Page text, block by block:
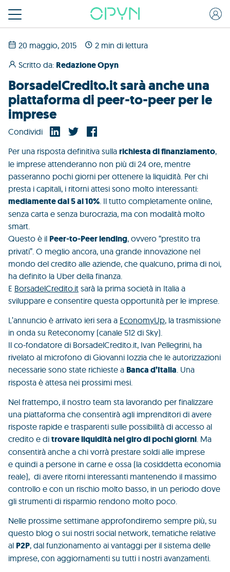
20 maggio, 2015
2 min di lettura
Scritto da: Redazione Opyn
BorsadelCredito.it sarà anche una
piattaforma di peer-to-peer per le
imprese
Condividi
Per una risposta definitiva sulla richiesta di finanziamento,
le imprese attenderanno non più di 24 ore, mentre
passeranno pochi giorni per ottenere la liquidità. Per chi
presta i capitali, i ritorni attesi sono molto interessanti:
mediamente dal 5 al 10%. Il tutto completamente online,
senza carta e senza burocrazia, ma con modalità molto
smart.
Questo è il Peer-to-Peer lending, ovvero “prestito tra
privati”. O meglio ancora, una grande innovazione nel
mondo del credito alle aziende, che qualcuno, prima di noi,
ha definito la Uber della finanza.
E BorsadelCredito.it sarà la prima società in Italia a
sviluppare e consentire questa opportunità per le imprese.
L’annuncio è arrivato ieri sera a EconomyUp, la trasmissione
in onda su Reteconomy (canale 512 di Sky).
Il co-fondatore di BorsadelCredito.it, Ivan Pellegrini, ha
rivelato al microfono di Giovanni Iozzia che le autorizzazioni
necessarie sono state richieste a Banca d’Italia. Una
risposta è attesa nei prossimi mesi.
Nel frattempo, il nostro team sta lavorando per finalizzare
una piattaforma che consentirà agli imprenditori di avere
risposte rapide e trasparenti sulle possibilità di accesso al
credito e di trovare liquidità nel giro di pochi giorni. Ma
consentirà anche a chi vorrà prestare soldi alle imprese
e quindi a persone in carne e ossa (la cosiddetta economia
reale), di avere ritorni interessanti mantenendo il massimo
controllo e con un rischio molto basso, in un periodo dove
gli strumenti di risparmio rendono molto poco.
Nelle prossime settimane approfondiremo sempre più, su
questo blog o sui nostri social network, tematiche relative
al P2P, dal funzionamento ai vantaggi per il sistema delle
imprese, con aggiornamenti su tutti i nostri avanzamenti.